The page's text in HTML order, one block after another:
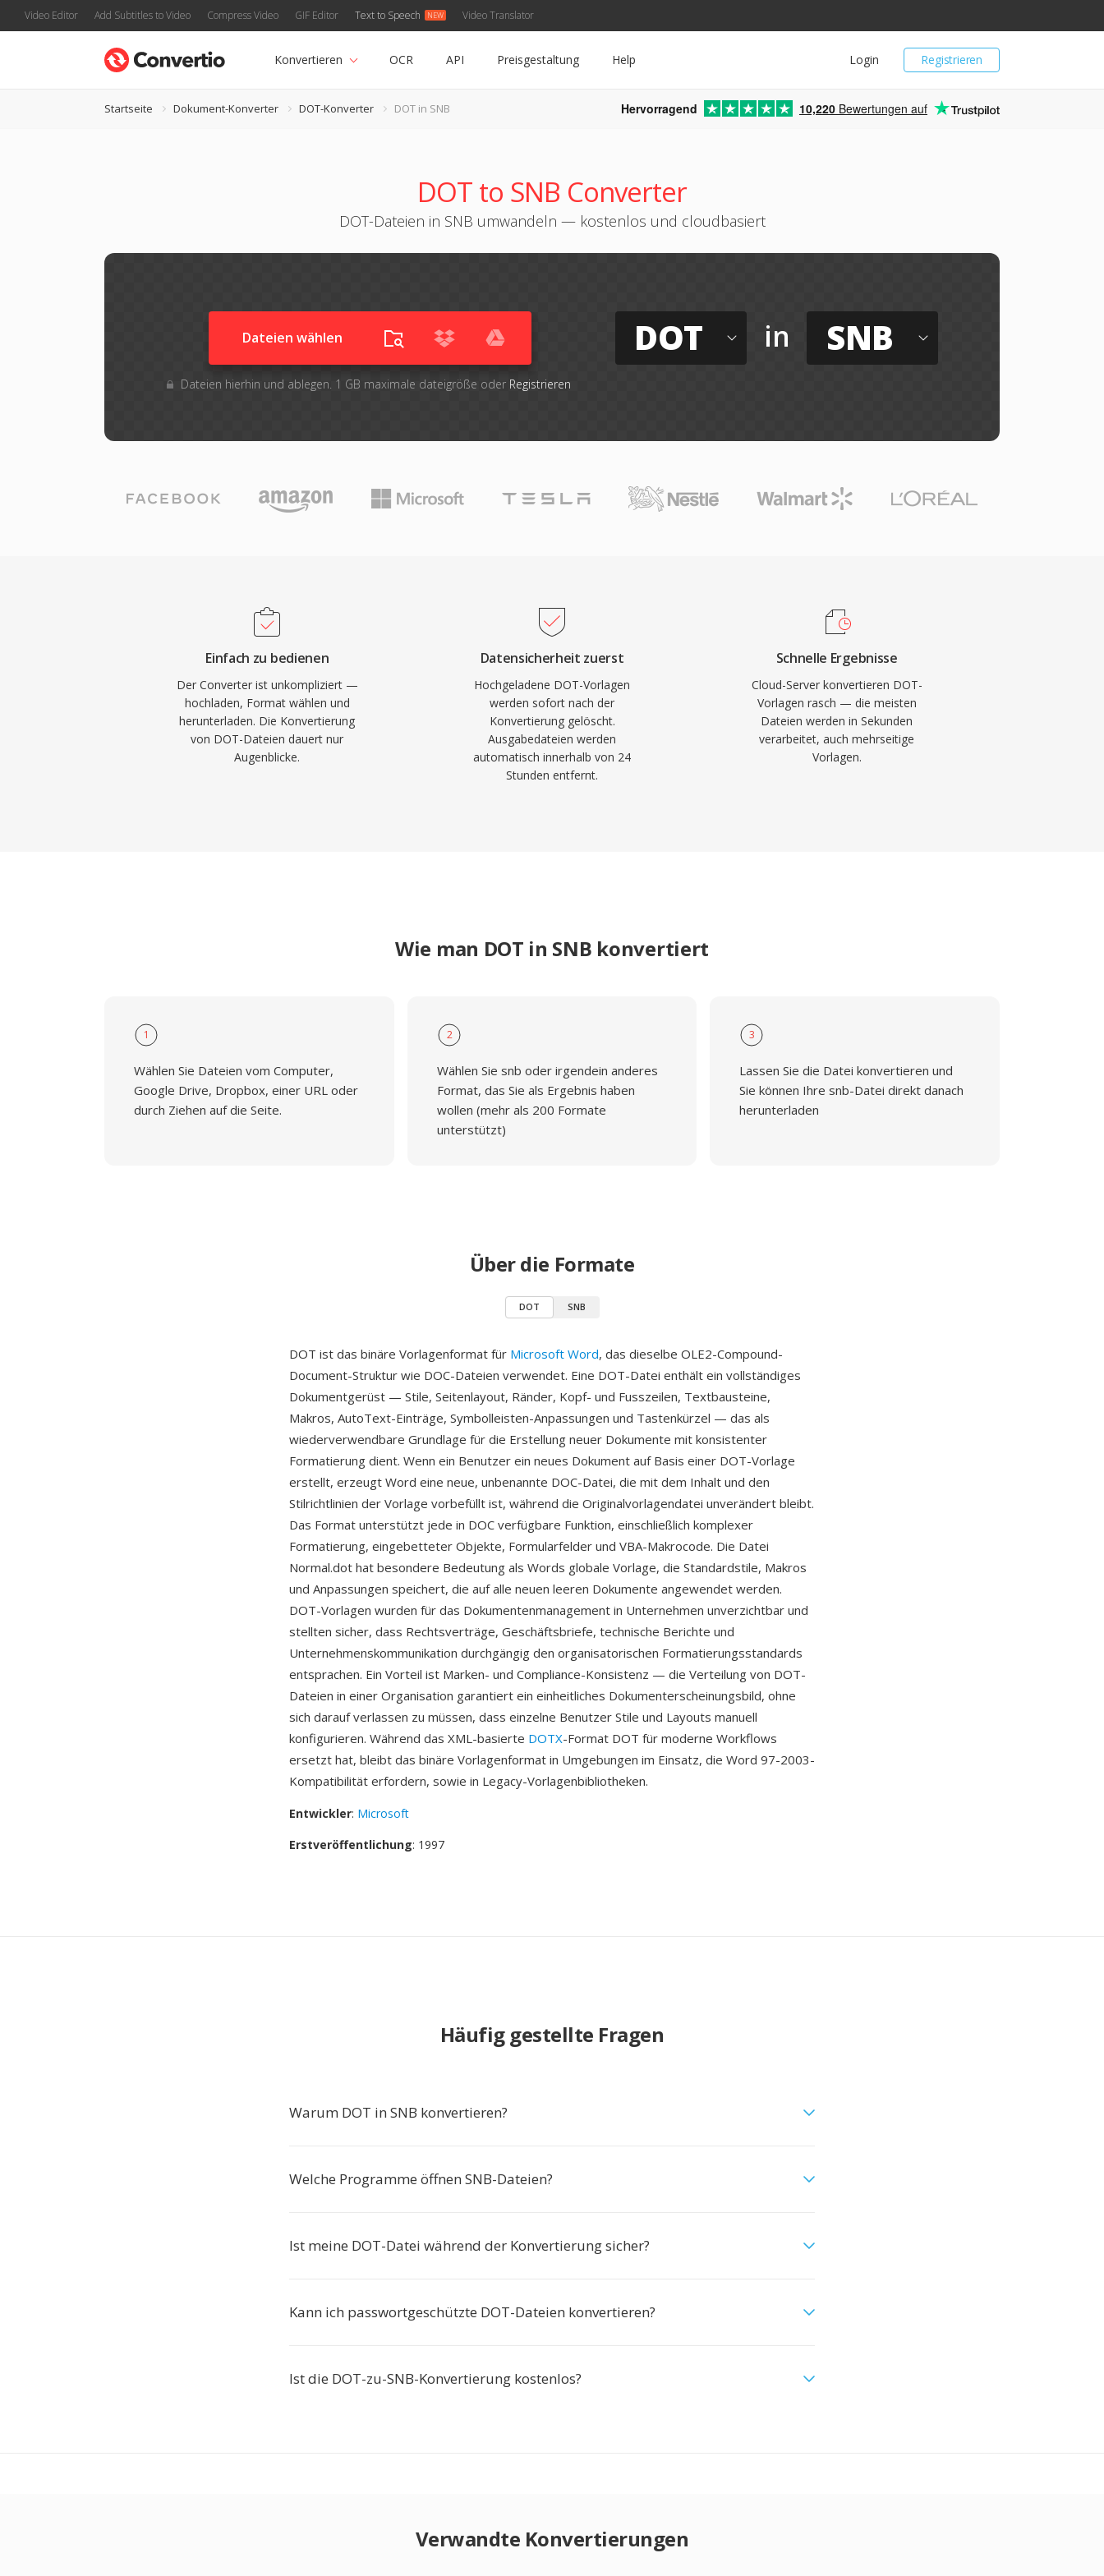
Video Editor Add Subtitles to Video Compress Video GIF Editor Text to Speech Video Translator
Registrieren
Login
Konvertieren OCR API Preisgestaltung Help
Startseite Dokument-Konverter DOT-Konverter DOT in SNB Hervorragend 10,220 Bewertungen auf
DOT to SNB Converter
DOT-Dateien in SNB umwandeln — kostenlos und cloudbasiert
Dateien wählen
Dateien hierhin und ablegen. 1 GB maximale dateigröße oder Registrieren
DOT in SNB
Einfach zu bedienen
Der Converter ist unkompliziert —
hochladen, Format wählen und
herunterladen. Die Konvertierung
von DOT-Dateien dauert nur
Augenblicke.
Datensicherheit zuerst
Hochgeladene DOT-Vorlagen
werden sofort nach der
Konvertierung gelöscht.
Ausgabedateien werden
automatisch innerhalb von 24
Stunden entfernt.
Schnelle Ergebnisse
Cloud-Server konvertieren DOT-
Vorlagen rasch — die meisten
Dateien werden in Sekunden
verarbeitet, auch mehrseitige
Vorlagen.
Wie man DOT in SNB konvertiert
1
Wählen Sie Dateien vom Computer,
Google Drive, Dropbox, einer URL oder
durch Ziehen auf die Seite.
2
Wählen Sie snb oder irgendein anderes
Format, das Sie als Ergebnis haben
wollen (mehr als 200 Formate
unterstützt)
3
Lassen Sie die Datei konvertieren und
Sie können Ihre snb-Datei direkt danach
herunterladen
Über die Formate
DOT SNB
DOT ist das binäre Vorlagenformat für Microsoft Word, das dieselbe OLE2-Compound-
Document-Struktur wie DOC-Dateien verwendet. Eine DOT-Datei enthält ein vollständiges
Dokumentgerüst — Stile, Seitenlayout, Ränder, Kopf- und Fusszeilen, Textbausteine,
Makros, AutoText-Einträge, Symbolleisten-Anpassungen und Tastenkürzel — das als
wiederverwendbare Grundlage für die Erstellung neuer Dokumente mit konsistenter
Formatierung dient. Wenn ein Benutzer ein neues Dokument auf Basis einer DOT-Vorlage
erstellt, erzeugt Word eine neue, unbenannte DOC-Datei, die mit dem Inhalt und den
Stilrichtlinien der Vorlage vorbefüllt ist, während die Originalvorlagendatei unverändert bleibt.
Das Format unterstützt jede in DOC verfügbare Funktion, einschließlich komplexer
Formatierung, eingebetteter Objekte, Formularfelder und VBA-Makrocode. Die Datei
Normal.dot hat besondere Bedeutung als Words globale Vorlage, die Standardstile, Makros
und Anpassungen speichert, die auf alle neuen leeren Dokumente angewendet werden.
DOT-Vorlagen wurden für das Dokumentenmanagement in Unternehmen unverzichtbar und
stellten sicher, dass Rechtsverträge, Geschäftsbriefe, technische Berichte und
Unternehmenskommunikation durchgängig den organisatorischen Formatierungsstandards
entsprachen. Ein Vorteil ist Marken- und Compliance-Konsistenz — die Verteilung von DOT-
Dateien in einer Organisation garantiert ein einheitliches Dokumenterscheinungsbild, ohne
sich darauf verlassen zu müssen, dass einzelne Benutzer Stile und Layouts manuell
konfigurieren. Während das XML-basierte DOTX-Format DOT für moderne Workflows
ersetzt hat, bleibt das binäre Vorlagenformat in Umgebungen im Einsatz, die Word 97-2003-
Kompatibilität erfordern, sowie in Legacy-Vorlagenbibliotheken.
Entwickler: Microsoft
Erstveröffentlichung: 1997
Häufig gestellte Fragen
Warum DOT in SNB konvertieren?
Welche Programme öffnen SNB-Dateien?
Ist meine DOT-Datei während der Konvertierung sicher?
Kann ich passwortgeschützte DOT-Dateien konvertieren?
Ist die DOT-zu-SNB-Konvertierung kostenlos?
Verwandte Konvertierungen